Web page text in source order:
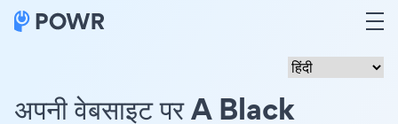
अपनी वेबसाइट पर A Black